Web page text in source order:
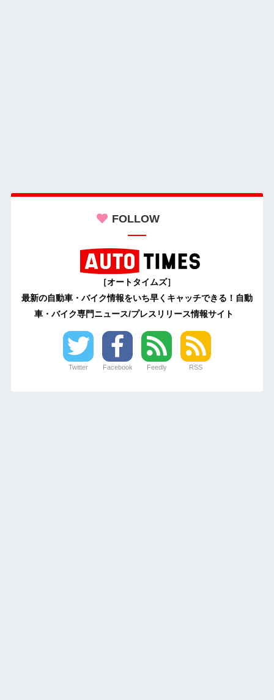
FOLLOW
［オートタイムズ］
最新の自動車・バイク情報をいち早くキャッチできる！自動
車・バイク専門ニュース/プレスリリース情報サイト
Twitter Facebook Feedly RSS